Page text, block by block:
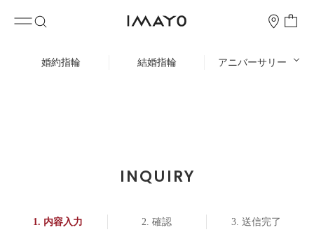
婚約指輪 結婚指輪 アニバーサリー
INQUIRY
内容入力 確認 送信完了